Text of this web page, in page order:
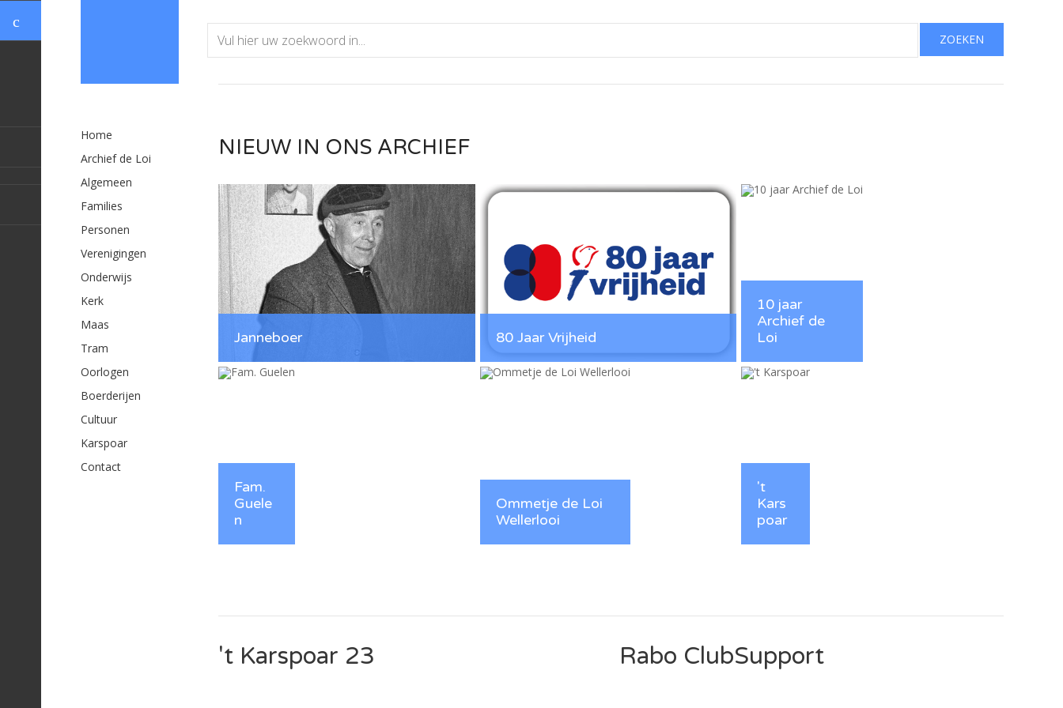
ZOEKEN
NIEUW IN ONS ARCHIEF
Janneboer 80 Jaar Vrijheid
10 jaar
Archief de
Loi
Fam.
Guele
n
Ommetje de Loi
Wellerlooi
Loi, initiatief van Archief de Loi
't
Kars
poar
Archief de Loi met veel
van ons mooie dorp aan de Maas. De
uitgaves worden in de vorm van...
't Karspoar 23 Rabo ClubSupport
Home
Archief de Loi
Algemeen
Families
Personen
Verenigingen
Onderwijs
Kerk
Maas
Tram
Oorlogen
Boerderijen
Cultuur
Karspoar
Contact